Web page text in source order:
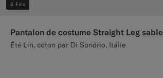
5 Fits
Pantalon de costume Straight Leg sable
Été Lin, coton par Di Sondrio, Italie